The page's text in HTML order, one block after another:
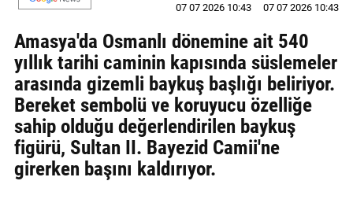
BİZE
ULAŞIN
Künye
İletişim
Gizlilik
Politikası
07 07 2026 10:43
07 07 2026 10:43
Amasya'da Osmanlı dönemine ait 540
yıllık tarihi caminin kapısında süslemeler
arasında gizemli baykuş başlığı beliriyor.
Bereket sembolü ve koruyucu özelliğe
sahip olduğu değerlendirilen baykuş
figürü, Sultan II. Bayezid Camii'ne
girerken başını kaldırıyor.